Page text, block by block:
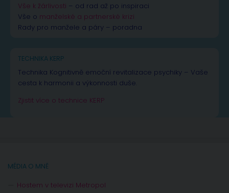
Vše k žárlivosti – od rad až po inspiraci
Vše o manželské a partnerské krizi
Rady pro manžele a páry – poradna
TECHNIKA KERP
Technika Kognitivně emoční revitalizace psychiky – Vaše
cesta k harmonii a výkonnosti duše.
Zjistit více o technice KERP
MÉDIA O MNĚ
Hostem v televizi Metropol